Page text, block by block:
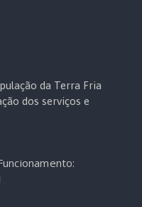
da Terra Fria
dos serviços e